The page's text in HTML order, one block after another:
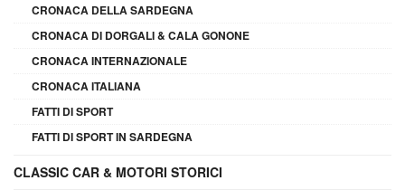
CRONACA DELLA SARDEGNA
CRONACA DI DORGALI & CALA GONONE
CRONACA INTERNAZIONALE
CRONACA ITALIANA
FATTI DI SPORT
FATTI DI SPORT IN SARDEGNA
CLASSIC CAR & MOTORI STORICI